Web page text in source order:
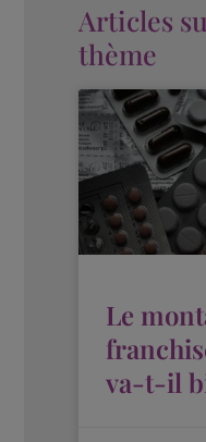
Articles
thème
Le
va-t-il